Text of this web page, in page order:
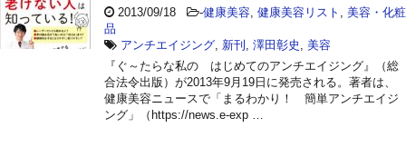
2013/09/18 -健康美容 健康美容リスト
美容・化粧
品
アンチエイジング 新刊 澤田彰史
美容
『ぐ～たらな私の はじめてのアンチエイジング』（総
合法令出版）が2013年9月19日に発売される。著者は、
健康美容ニュースで「まるわかり！ 簡単アンチエイジ
ング」（https://news.e-exp …